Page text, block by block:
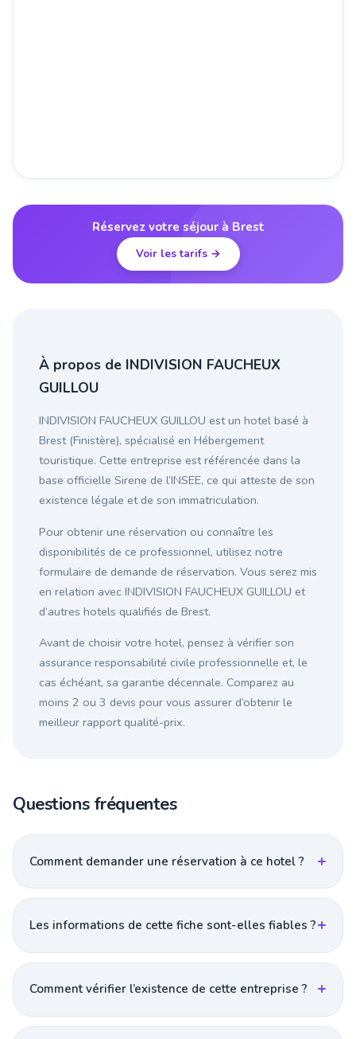
Réservez votre séjour à Brest
Voir les tarifs →
À propos de INDIVISION FAUCHEUX
GUILLOU
INDIVISION FAUCHEUX GUILLOU est un hotel basé à
Brest (Finistère), spécialisé en Hébergement
touristique. Cette entreprise est référencée dans la
base officielle Sirene de l’INSEE, ce qui atteste de son
existence légale et de son immatriculation.
Pour obtenir une réservation ou connaître les
disponibilités de ce professionnel, utilisez notre
formulaire de demande de réservation. Vous serez mis
en relation avec INDIVISION FAUCHEUX GUILLOU et
d’autres hotels qualifiés de Brest.
Avant de choisir votre hotel, pensez à vérifier son
assurance responsabilité civile professionnelle et, le
cas échéant, sa garantie décennale. Comparez au
moins 2 ou 3 devis pour vous assurer d’obtenir le
meilleur rapport qualité-prix.
Questions fréquentes
Comment demander une réservation à ce hotel ?
Les informations de cette fiche sont-elles fiables ?
Comment vérifier l’existence de cette entreprise ?